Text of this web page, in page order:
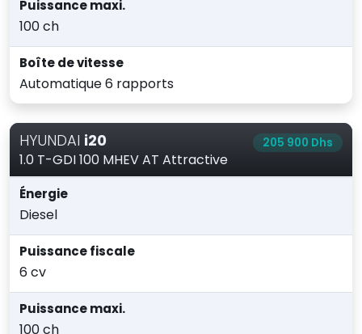
Puissance maxi.
100 ch
Boîte de vitesse
Automatique 6 rapports
HYUNDAI i20
1.0 T-GDI 100 MHEV AT Attractive
205 900 Dhs
Énergie
Diesel
Puissance fiscale
6 cv
Puissance maxi.
100 ch